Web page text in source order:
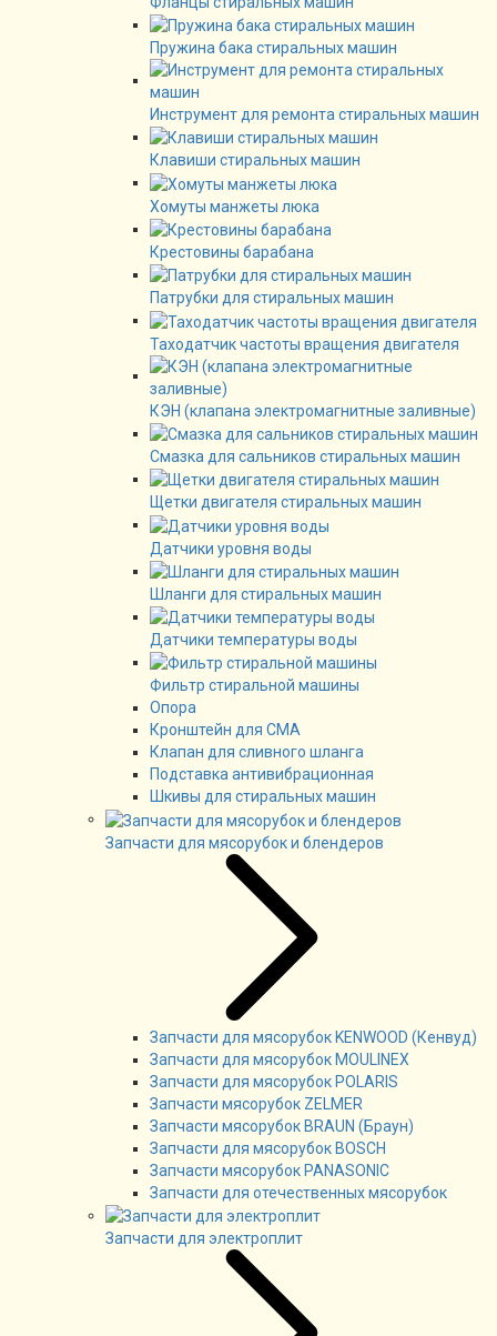
Пружина бака стиральных машин
Инструмент для ремонта стиральных машин
Клавиши стиральных машин
Хомуты манжеты люка
Крестовины барабана
Патрубки для стиральных машин
Таходатчик частоты вращения двигателя
КЭН (клапана электромагнитные заливные)
Смазка для сальников стиральных машин
Щетки двигателя стиральных машин
Датчики уровня воды
Шланги для стиральных машин
Датчики температуры воды
Фильтр стиральной машины
Опора
Кронштейн для СМА
Клапан для сливного шланга
Подставка антивибрационная
Шкивы для стиральных машин
Запчасти для мясорубок и блендеров
Запчасти для мясорубок KENWOOD (Кенвуд)
Запчасти для мясорубок MOULINEX
Запчасти для мясорубок POLARIS
Запчасти мясорубок ZELMER
Запчасти мясорубок BRAUN (Браун)
Запчасти для мясорубок BOSCH
Запчасти мясорубок PANASONIC
Запчасти для отечественных мясорубок
Запчасти для электроплит